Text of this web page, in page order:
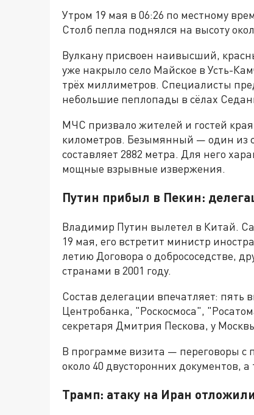
Утром 19 мая в 06:26 по местному
Столб пепла поднялся на высоту
Вулкану присвоен наивысший,
уже накрыло село Майское в Усть-
трёх миллиметров. Специалисты
небольшие пеплопады в сёлах
МЧС призвало жителей и гостей
километров. Безымянный — один из
составляет 2882 метра. Для него
мощные взрывные извержения.
Путин прибыл в Пекин:
Владимир Путин вылетел в Китай.
19 мая, его встретит министр
летию Договора о добрососедстве,
странами в 2001 году.
Состав делегации впечатляет: пять
Центробанка, "Роскосмоса",
секретаря Дмитрия Пескова, у
В программе визита — переговоры
около 40 двусторонних
Трамп: атаку на Иран